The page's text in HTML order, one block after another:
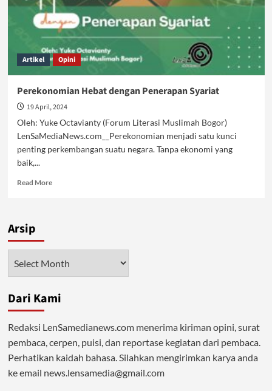
Artikel Opini
Perekonomian Hebat dengan Penerapan Syariat
19 April, 2024
Oleh: Yuke Octavianty (Forum Literasi Muslimah Bogor)
LenSaMediaNews.com__Perekonomian menjadi satu kunci
penting perkembangan suatu negara. Tanpa ekonomi yang
baik,...
Read MoreRead
Penerapan
Syariat
Arsip
Dari Kami
Redaksi LenSamedianews.com menerima kiriman opini, surat
pembaca, cerpen, puisi, dan reportase kegiatan dari pembaca.
Perhatikan kaidah bahasa. Silahkan mengirimkan karya anda
ke email news.lensamedia@gmail.com